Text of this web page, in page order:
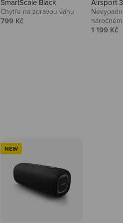
SmartScale Black
Chytře na zdravou váhu
Prodejní cena
799 Kč
Airsport
Prodejní
1 199 Kč
NEW